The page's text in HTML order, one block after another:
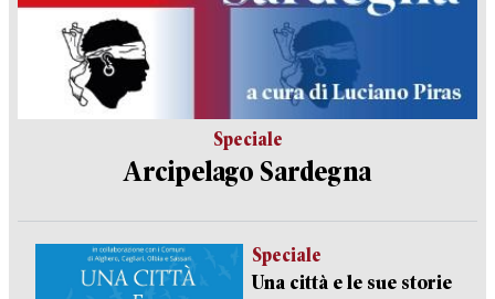
Speciale
Arcipelago Sardegna
Speciale
Una città e le sue storie